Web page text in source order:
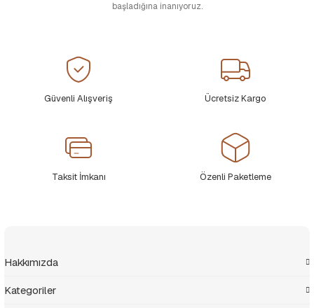
başladığına inanıyoruz.
Güvenli Alışveriş Ücretsiz Kargo
Taksit İmkanı Özenli Paketleme
Hakkımızda
Kategoriler